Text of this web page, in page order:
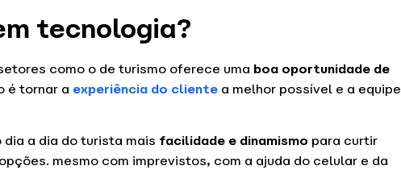
tecnologia?
como o de turismo oferece umaboa oportunidade de
é tornar a experiência do cliente a melhor possível e a equipe
dia a dia do turista mais facilidade e dinamismo para curtir
mesmo com imprevistos, com a ajuda do celular e da